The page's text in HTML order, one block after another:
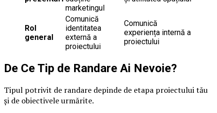
marketingul
Rol
general
Comunică
identitatea
externă a
proiectului
Comunică
experiența internă a
proiectului
De Ce Tip de Randare Ai Nevoie?
Tipul potrivit de randare depinde de etapa proiectului tău
și de obiectivele urmărite.